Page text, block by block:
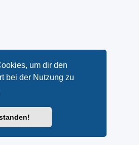
um dir den
bei der Nutzung zu